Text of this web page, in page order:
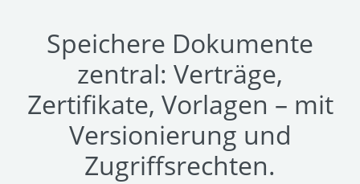
Speichere Dokumente
zentral: Verträge,
Zertifikate, Vorlagen – mit
Versionierung und
Zugriffsrechten.